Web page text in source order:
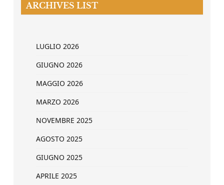
ARCHIVES LIST
LUGLIO 2026
GIUGNO 2026
MAGGIO 2026
MARZO 2026
NOVEMBRE 2025
AGOSTO 2025
GIUGNO 2025
APRILE 2025